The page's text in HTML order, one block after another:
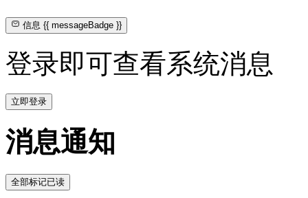
信息{{ messageBadge }}
登录即可查看系统消息
立即登录
消息通知
全部标记已读